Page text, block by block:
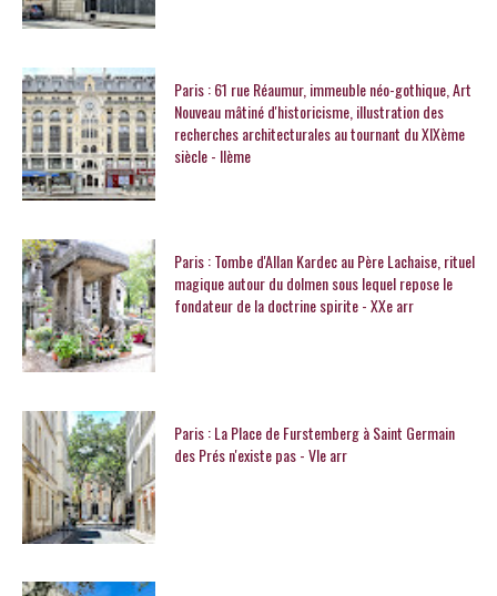
Paris : 61 rue Réaumur, immeuble néo-gothique, Art
Nouveau mâtiné d'historicisme, illustration des
recherches architecturales au tournant du XIXème
siècle - IIème
Paris : Tombe d'Allan Kardec au Père Lachaise, rituel
magique autour du dolmen sous lequel repose le
fondateur de la doctrine spirite - XXe arr
Paris : La Place de Furstemberg à Saint Germain
des Prés n'existe pas - VIe arr